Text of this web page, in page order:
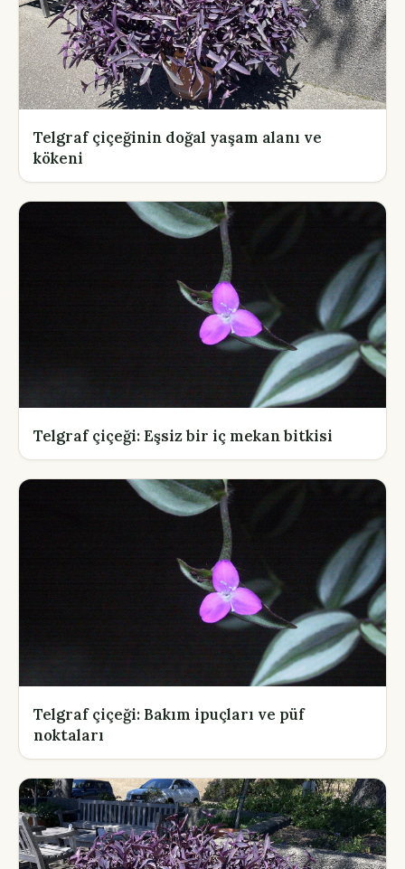
Telgraf çiçeğinin doğal yaşam alanı ve
kökeni
Telgraf çiçeği: Eşsiz bir iç mekan bitkisi
Telgraf çiçeği: Bakım ipuçları ve püf
noktaları